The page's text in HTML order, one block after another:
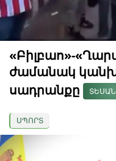
«Բիլբաո»-
ժամանակ
սադրանքը
ՍՊՈՐՏ